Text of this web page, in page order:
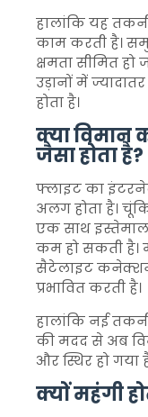
हालांकि यह
काम करती है।
क्षमता सीमित हो
उड़ानों में
होता है।
क्या विमान
जैसा होता है?
फ्लाइट का
अलग होता है।
एक साथ
कम हो सकती है।
सैटेलाइट कनेक्शन
प्रभावित करती है।
हालांकि नई
की मदद से अब
और स्थिर हो गया
क्यों महंगी